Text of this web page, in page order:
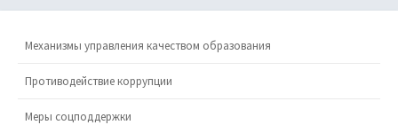
Механизмы управления качеством образования
Противодействие коррупции
Меры соцподдержки